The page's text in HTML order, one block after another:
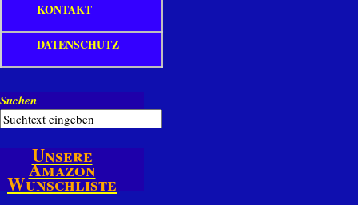
KONTAKT
DATENSCHUTZ
Suchen
Unsere
Amazon
Wunschliste